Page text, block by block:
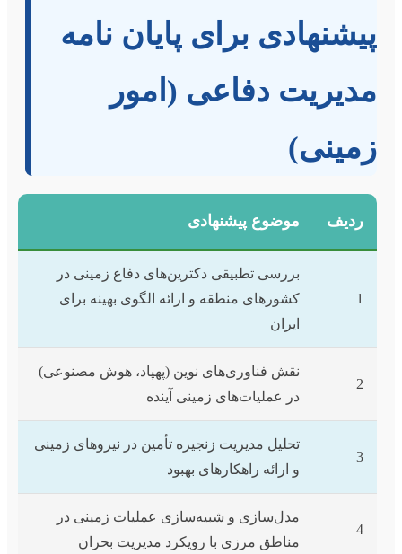
پیشنهادی برای پایان نامه
مدیریت دفاعی (امور
زمینی)
ردیف موضوع پیشنهادی
1
بررسی تطبیقی دکترین‌های دفاع زمینی در
کشورهای منطقه و ارائه الگوی بهینه برای
ایران
2
نقش فناوری‌های نوین (پهپاد، هوش مصنوعی)
در عملیات‌های زمینی آینده
3
تحلیل مدیریت زنجیره تأمین در نیروهای زمینی
و ارائه راهکارهای بهبود
4
مدل‌سازی و شبیه‌سازی عملیات زمینی در
مناطق مرزی با رویکرد مدیریت بحران